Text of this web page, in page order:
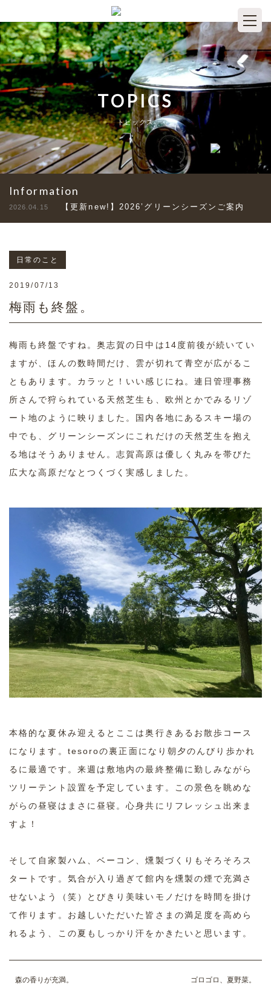
TOPICS
トピックス
Information
2026.04.15 【更新new!】2026’グリーンシーズンご案内
日常のこと
2019/07/13
梅雨も終盤。
梅雨も終盤ですね。奥志賀の日中は14度前後が続いてい
ますが、ほんの数時間だけ、雲が切れて青空が広がるこ
ともあります。カラッと！いい感じにね。連日管理事務
所さんで狩られている天然芝生も、欧州とかでみるリゾ
ート地のように映りました。国内各地にあるスキー場の
中でも、グリーンシーズンにこれだけの天然芝生を抱え
る地はそうありません。志賀高原は優しく丸みを帯びた
広大な高原だなとつくづく実感しました。
本格的な夏休み迎えるとここは奥行きあるお散歩コース
になります。tesoroの裏正面になり朝夕のんびり歩かれ
るに最適です。来週は敷地内の最終整備に勤しみながら
ツリーテント設置を予定しています。この景色を眺めな
がらの昼寝はまさに昼寝。心身共にリフレッシュ出来ま
すよ！
そして自家製ハム、ベーコン、燻製づくりもそろそろス
タートです。気合が入り過ぎて館内を燻製の煙で充満さ
せないよう（笑）とびきり美味いモノだけを時間を掛け
て作ります。お越しいただいた皆さまの満足度を高めら
れるよう、この夏もしっかり汗をかきたいと思います。
森の香りが充満。 ゴロゴロ、夏野菜。